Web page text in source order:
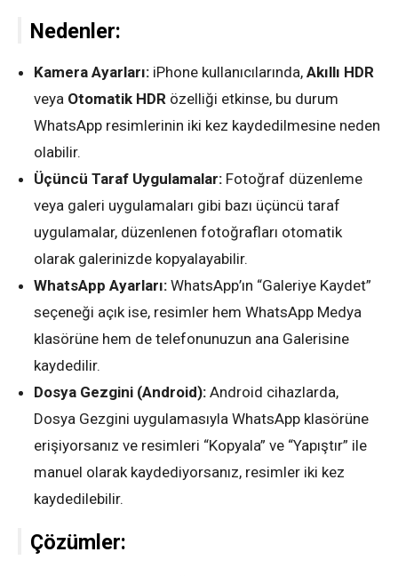
Nedenler:
Kamera Ayarları: iPhone kullanıcılarında, Akıllı HDR
veya Otomatik HDR özelliği etkinse, bu durum
WhatsApp resimlerinin iki kez kaydedilmesine neden
olabilir.
Üçüncü Taraf Uygulamalar: Fotoğraf düzenleme
veya galeri uygulamaları gibi bazı üçüncü taraf
uygulamalar, düzenlenen fotoğrafları otomatik
olarak galerinizde kopyalayabilir.
WhatsApp Ayarları: WhatsApp’ın “Galeriye Kaydet”
seçeneği açık ise, resimler hem WhatsApp Medya
klasörüne hem de telefonunuzun ana Galerisine
kaydedilir.
Dosya Gezgini (Android): Android cihazlarda,
Dosya Gezgini uygulamasıyla WhatsApp klasörüne
erişiyorsanız ve resimleri “Kopyala” ve “Yapıştır” ile
manuel olarak kaydediyorsanız, resimler iki kez
kaydedilebilir.
Çözümler: